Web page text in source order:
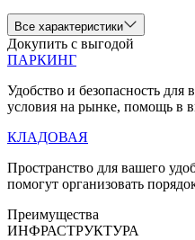
Все характеристики
Докупить с выгодой
ПАРКИНГ
Удобство и безопасность
условия на рынке, помощь в
КЛАДОВАЯ
Пространство для вашего
помогут организовать
Преимущества
ИНФРАСТРУКТУРА